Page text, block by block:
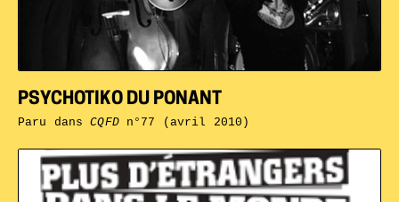
PSYCHOTIKO DU PONANT
Paru dansCQFDn°77 (avril 2010)